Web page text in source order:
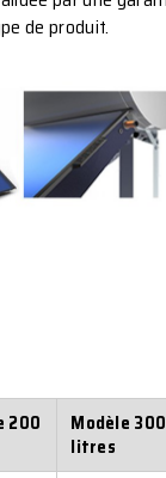
de produit.
200
Modèle 300
litres